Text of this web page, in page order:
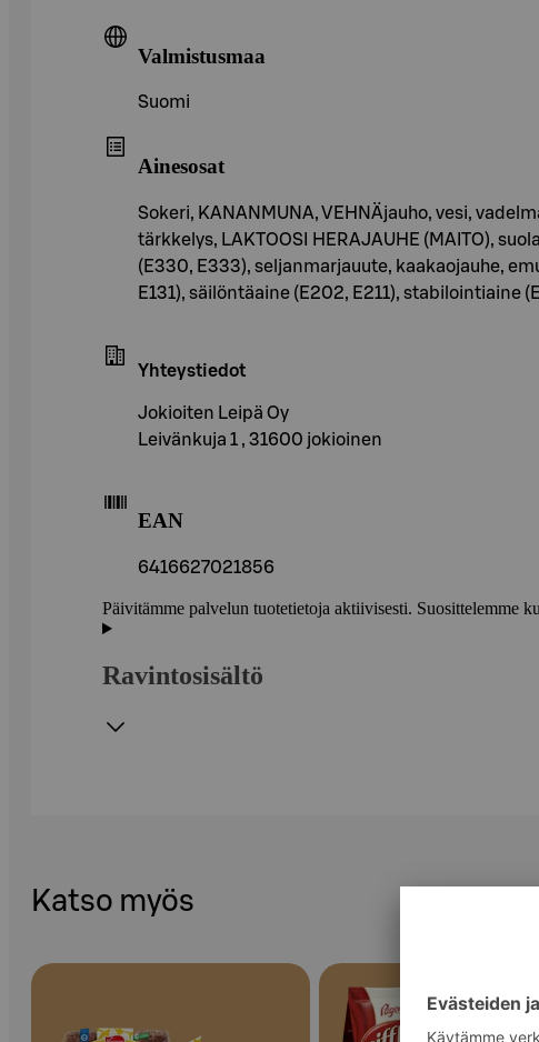
Valmistusmaa
Suomi
Ainesosat
Sokeri, KANANMUNA, VEHNÄjauho, vesi,
tärkkelys, LAKTOOSI HERAJAUHE (MAITO),
(E330, E333), seljanmarjauute, kaakaojauhe,
E131), säilöntäaine (E202, E211), stabilointiaine
Yhteystiedot
Jokioiten Leipä Oy
Leivänkuja 1 , 31600 jokioinen
EAN
6416627021856
Päivitämme palvelun tuotetietoja aktiivisesti. Suosittelemme
Ravintosisältö
Katso myös